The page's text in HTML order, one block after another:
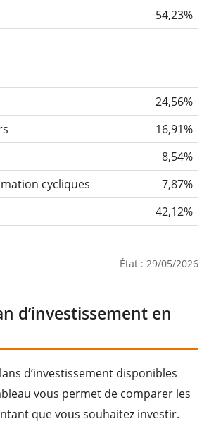
54,23%
24,56%
16,91%
8,54%
cycliques
7,87%
42,12%
État : 29/05/2026
d’investissement en
d’investissement disponibles
vous permet de comparer les
que vous souhaitez investir.